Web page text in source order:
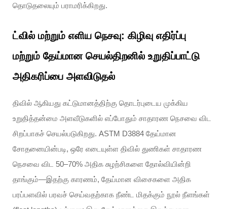
தொடுதலையும் பராமரிக்கிறது.
ட்வில் மற்றும் எளிய நெசவு: கிழிவு எதிர்ப்பு
மற்றும் தேய்மான செயல்திறனில் உறுதிப்பாட்டு
அதிகரிப்பை அளவிடுதல்
திவில் ஆகியது கட்டுமானத்திற்கு தொடர்புடைய முக்கிய
உறுதித்தன்மை அளவீடுகளில் எப்போதும் சாதாரண நெசவை விட
சிறப்பாகச் செயல்படுகிறது. ASTM D3884 தேய்மான
சோதனையின்படி, ஒரே எடையுள்ள திவில் துணிகள் சாதாரண
நெசவை விட 50–70% அதிக சுழற்சிகளை தோல்வியின்றி
தாங்கும்—இதற்கு காரணம், தேய்மான விசைகளை அதிக
பரப்பளவில் பரவச் செய்வதற்காக நீண்ட மிதக்கும் நூல் நீளங்கள்